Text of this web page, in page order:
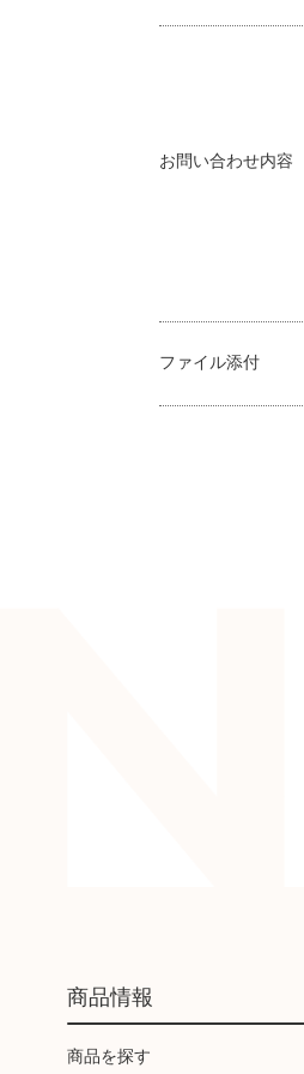
お問い合わせ内容
ファイル添付
商品情報
商品を探す